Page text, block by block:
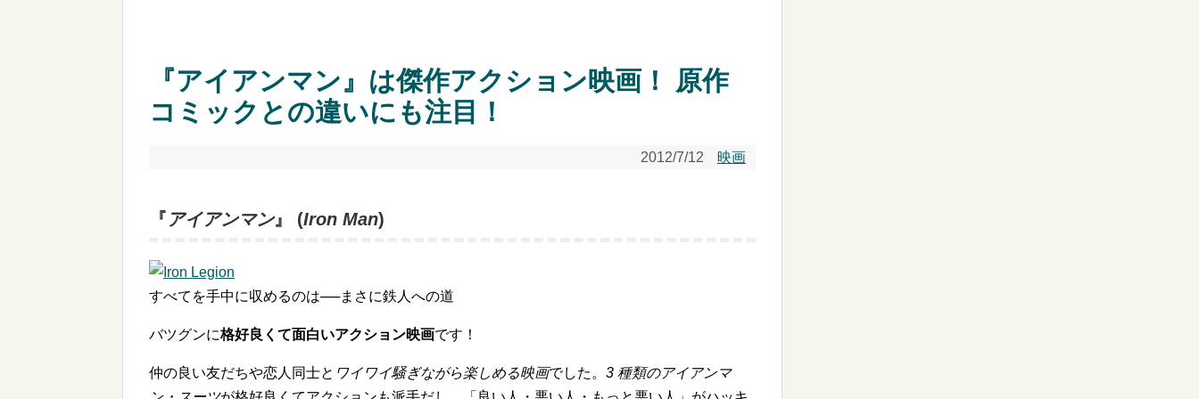
『アイアンマン』は傑作アクション映画！ 原作
コミックとの違いにも注目！
2012/7/12 映画
『 アイアンマン』 (Iron Man)
すべてを手中に収めるのは──まさに鉄人への道
バツグンに格好良くて面白いアクション映画です！
仲の良い友だちや恋人同士と ワイワイ騒ぎながら楽しめる映画でした。 3 種類のアイアンマ